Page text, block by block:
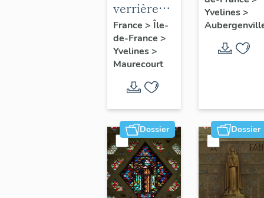
verrières
(7)
France > Île-
de-France >
Yvelines>
Maurecourt
Yvelines>
Dossier Dossier